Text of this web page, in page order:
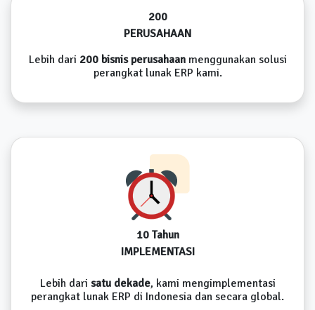
200
PERUSAHAAN
Lebih dari 200 bisnis perusahaanmenggunakan solusi
perangkat lunak ERP kami.
10 Tahun
IMPLEMENTASI
Lebih dari satu dekade, kami mengimplementasi
perangkat lunak ERP di Indonesia dan secara global.